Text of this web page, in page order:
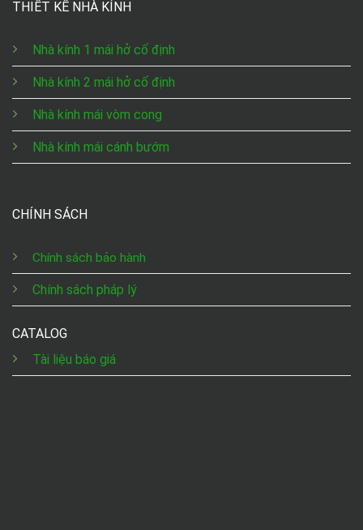
THIẾT KẾ NHÀ KÍNH
Nhà kính 1 mái hở cố định
Nhà kính 2 mái hở cố định
Nhà kính mái vòm cong
Nhà kính mái cánh bướm
CHÍNH SÁCH
Chính sách bảo hành
Chính sách pháp lý
CATALOG
Tài liệu báo giá